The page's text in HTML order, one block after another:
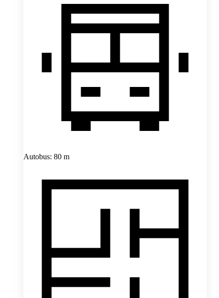
Autobus: 80 m